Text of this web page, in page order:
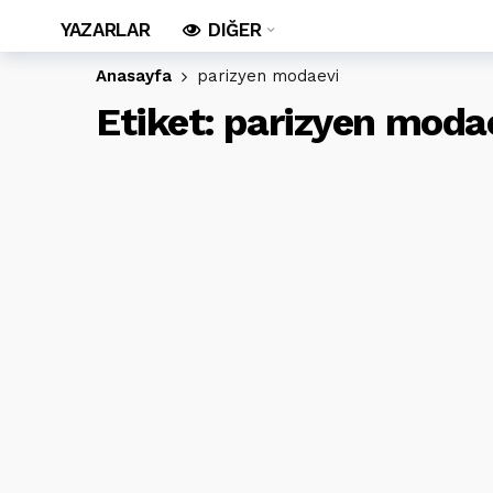
YAZARLAR DIĞER
Anasayfa parizyen modaevi
Etiket: parizyen